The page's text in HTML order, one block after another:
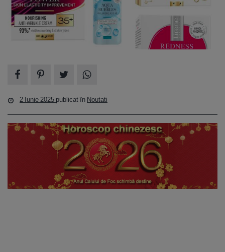
2 Iunie 2025 publicat în Noutati